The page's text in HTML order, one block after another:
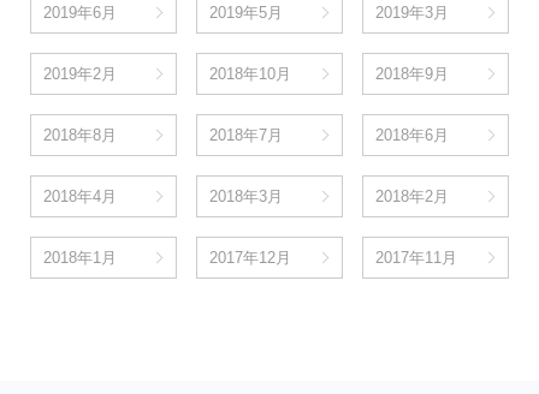
2019年6月 2019年5月 2019年3月
2019年2月 2018年10月 2018年9月
2018年8月 2018年7月 2018年6月
2018年4月 2018年3月 2018年2月
2018年1月 2017年12月 2017年11月